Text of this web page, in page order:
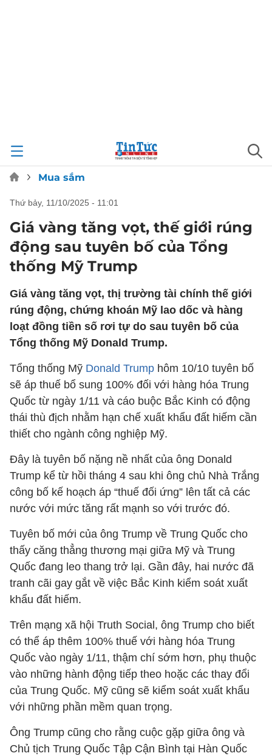
Mua sắm
thứ bảy, 11/10/2025 - 11:01
Giá vàng tăng vọt, thế giới rúng
động sau tuyên bố của Tổng
thống Mỹ Trump
Giá vàng tăng vọt, thị trường tài chính thế giới
rúng động, chứng khoán Mỹ lao dốc và hàng
loạt đồng tiền số rơi tự do sau tuyên bố của
Tổng thống Mỹ Donald Trump.
Tổng thống Mỹ Donald Trump hôm 10/10 tuyên bố
sẽ áp thuế bổ sung 100% đối với hàng hóa Trung
Quốc từ ngày 1/11 và cáo buộc Bắc Kinh có động
thái thù địch nhằm hạn chế xuất khẩu đất hiếm cần
thiết cho ngành công nghiệp Mỹ.
Đây là tuyên bố nặng nề nhất của ông Donald
Trump kể từ hồi tháng 4 sau khi ông chủ Nhà Trắng
công bố kế hoạch áp “thuế đối ứng” lên tất cả các
nước với mức tăng rất mạnh so với trước đó.
Tuyên bố mới của ông Trump về Trung Quốc cho
thấy căng thẳng thương mại giữa Mỹ và Trung
Quốc đang leo thang trở lại. Gần đây, hai nước đã
tranh cãi gay gắt về việc Bắc Kinh kiểm soát xuất
khẩu đất hiếm.
Trên mạng xã hội Truth Social, ông Trump cho biết
có thể áp thêm 100% thuế với hàng hóa Trung
Quốc vào ngày 1/11, thậm chí sớm hơn, phụ thuộc
vào những hành động tiếp theo hoặc các thay đổi
của Trung Quốc. Mỹ cũng sẽ kiểm soát xuất khẩu
với những phần mềm quan trọng.
Ông Trump cũng cho rằng cuộc gặp giữa ông và
Chủ tịch Trung Quốc Tập Cận Bình tại Hàn Quốc